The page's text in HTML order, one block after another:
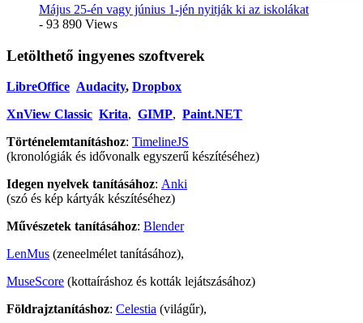
Május 25-én vagy június 1-jén nyitják ki az iskolákat
- 93 890 Views
Letölthető ingyenes szoftverek
LibreOffice Audacity, Dropbox
XnView Classic Krita, GIMP, Paint.NET
Történelemtanításhoz: TimelineJS
(kronológiák és idővonalk egyszerű készítéséhez)
Idegen nyelvek tanításához: Anki
(szó és kép kártyák készítéséhez)
Művészetek tanításához: Blender
LenMus (zeneelmélet tanításához),
MuseScore (kottaíráshoz és kották lejátszásához)
Földrajztanításhoz: Celestia (világűr),